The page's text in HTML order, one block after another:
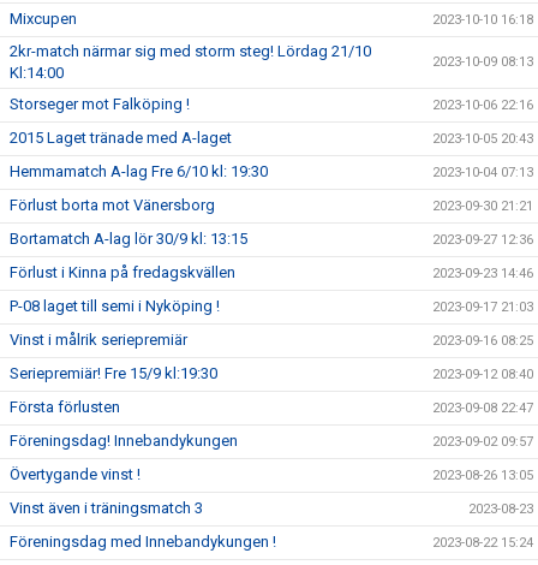
Mixcupen 2023-10-10 16:18
2kr-match närmar sig med storm steg! Lördag 21/10
Kl:14:00
2023-10-09 08:13
Storseger mot Falköping ! 2023-10-06 22:16
2015 Laget tränade med A-laget 2023-10-05 20:43
Hemmamatch A-lag Fre 6/10 kl: 19:30 2023-10-04 07:13
Förlust borta mot Vänersborg 2023-09-30 21:21
Bortamatch A-lag lör 30/9 kl: 13:15 2023-09-27 12:36
Förlust i Kinna på fredagskvällen 2023-09-23 14:46
P-08 laget till semi i Nyköping ! 2023-09-17 21:03
Vinst i målrik seriepremiär 2023-09-16 08:25
Seriepremiär! Fre 15/9 kl:19:30 2023-09-12 08:40
Första förlusten 2023-09-08 22:47
Föreningsdag! Innebandykungen 2023-09-02 09:57
Övertygande vinst ! 2023-08-26 13:05
Vinst även i träningsmatch 3 2023-08-23
Föreningsdag med Innebandykungen ! 2023-08-22 15:24